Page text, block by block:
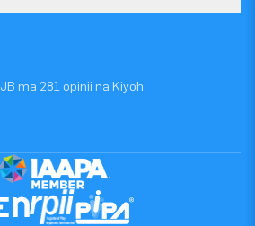
JB ma 281 opinii na Kiyoh